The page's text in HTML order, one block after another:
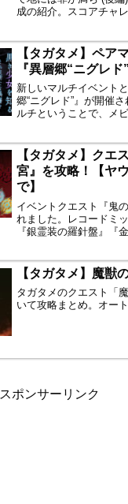
成の紹介。スコアチャ
【タガタメ】ペア
『異層郷“ニグレド
新しいマルチイベント
郷“ニグレド”』が開催
ルチということで、メ
【タガタメ】クエ
宮』を攻略！【ヤ
で】
イベントクエスト『鬼
れました。レコードミ
『銀霊装の羅針盤』『
【タガタメ】魔獣
タガタメのクエスト「
いて攻略まとめ。オート
スポンサーリンク